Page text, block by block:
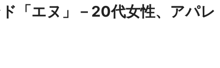
「エヌ」－20代女性、アパレ